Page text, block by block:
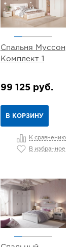
Спальня Муссон
Комплект 1
99 125 руб.
В КОРЗИНУ
К сравнению
В избранное